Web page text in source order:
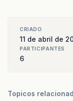
CRIADO
11 de abril de
PARTICIPANTES
6
Topicos